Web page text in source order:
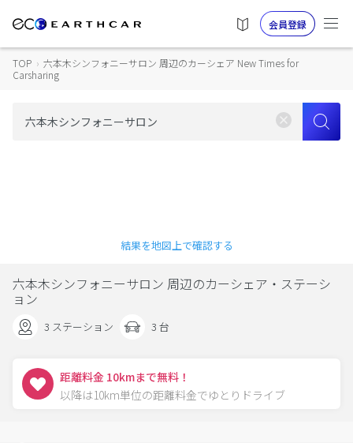
会員登録
TOP › 六本木シンフォニーサロン 周辺のカーシェア New Times for
Carsharing
結果を地図上で確認する
六本木シンフォニーサロン 周辺のカーシェア・ステーシ
ョン
3 ステーション 3 台
距離料金 10kmまで無料！
以降は10km単位の距離料金でゆとりドライブ